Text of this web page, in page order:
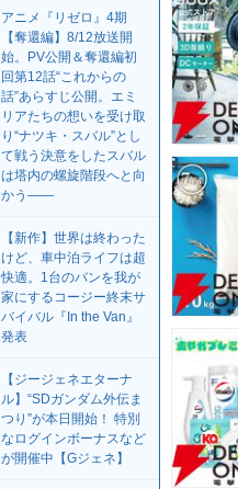
アニメ『リゼロ』4期
【奪還編】8/12放送開
始。PV公開＆奪還編初
回第12話“これからの
話”あらすじ公開。エミ
リアたちの想いを受け取
り“ナツキ・スバル”とし
て戦う決意をしたスバル
は塔内の螺旋階段へと向
かう――
【新作】世界は終わった
けど、車中泊ライフは超
快適。1台のバンを我が
家にするコージー終末サ
バイバル『In the Van』
発表
【ジージェネエターナ
ル】“SDガンダム外伝ま
つり”が本日開始！ 特別
なログインボーナスなど
が開催中【Gジェネ】